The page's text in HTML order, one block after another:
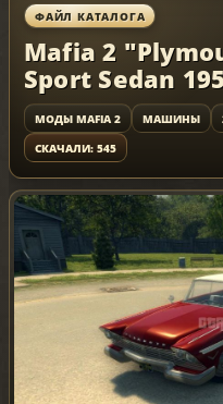
ФАЙЛ КАТАЛОГА
Mafia 2
Sport Sedan
МОДЫ MAFIA 2 МАШИНЫ
СКАЧАЛИ: 545